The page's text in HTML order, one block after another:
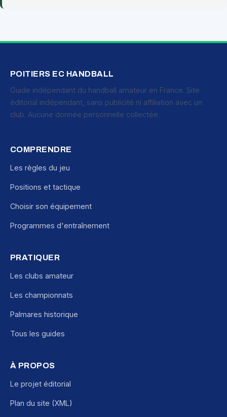
POITIERS EC HANDBALL
Guide indépendant du handball amateur en France. Site
éditorial indépendant, sans publicité ni affiliation avec un
club. Aucune donnée personnelle collectée.
COMPRENDRE
Les règles du jeu
Positions et tactique
Choisir son équipement
Programmes d'entraînement
PRATIQUER
Les clubs amateur
Les championnats
Palmares historique
Tous les guides
À PROPOS
Le projet éditorial
Plan du site (XML)